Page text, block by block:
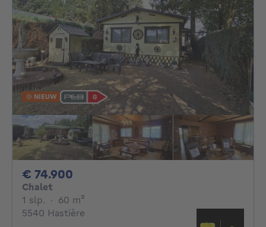
NIEUW
€ 74.900
Chalet
1 slp. 1 slaapkamer
· 60 m²
5540 Hastière